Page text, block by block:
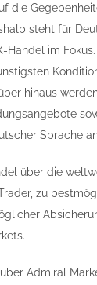
die
steht für
Handel im
hinaus
Sprache
über die
zu
Admiral